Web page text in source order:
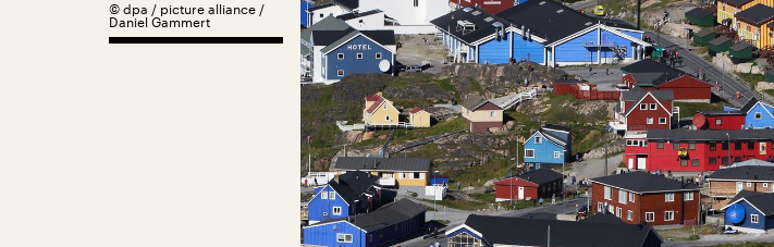
© dpa / picture alliance /
Daniel Gammert